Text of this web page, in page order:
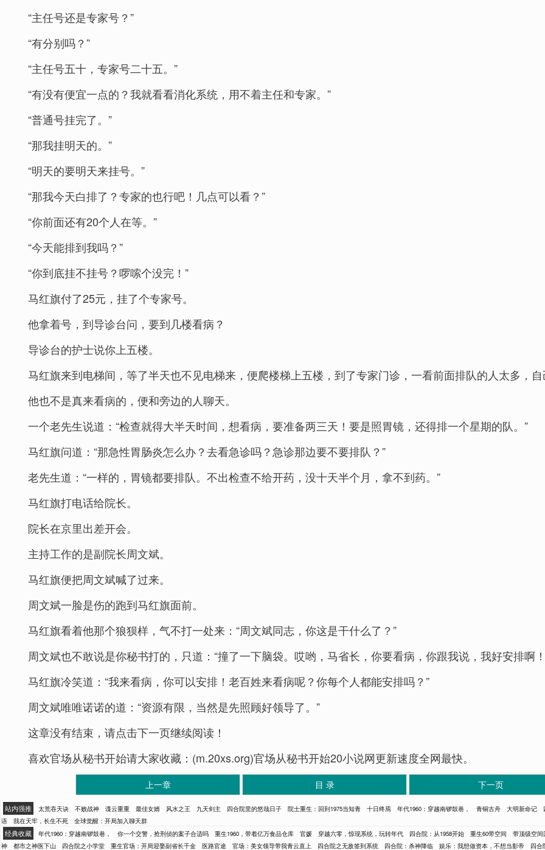
“主任号还是专家号？”
“有分别吗？”
“主任号五十，专家号二十五。”
“有没有便宜一点的？我就看看消化系统，用不着主任和专家。”
“普通号挂完了。”
“那我挂明天的。”
“明天的要明天来挂号。”
“那我今天白排了？专家的也行吧！几点可以看？”
“你前面还有20个人在等。”
“今天能排到我吗？”
“你到底挂不挂号？啰嗦个没完！”
马红旗付了25元，挂了个专家号。
他拿着号，到导诊台问，要到几楼看病？
导诊台的护士说你上五楼。
马红旗来到电梯间，等了半天也不见电梯来，便爬楼梯上五楼，到了专家门诊，一看前面排队的人太多，
他也不是真来看病的，便和旁边的人聊天。
一个老先生说道：“检查就得大半天时间，想看病，要准备两三天！要是照胃镜，还得排一个星期的队。”
马红旗问道：“那急性胃肠炎怎么办？去看急诊吗？急诊那边要不要排队？”
老先生道：“一样的，胃镜都要排队。不出检查不给开药，没十天半个月，拿不到药。”
马红旗打电话给院长。
院长在京里出差开会。
主持工作的是副院长周文斌。
马红旗便把周文斌喊了过来。
周文斌一脸是伤的跑到马红旗面前。
马红旗看着他那个狼狈样，气不打一处来：“周文斌同志，你这是干什么了？”
周文斌也不敢说是你秘书打的，只道：“撞了一下脑袋。哎哟，马省长，你要看病，你跟我说，我好安排啊
马红旗冷笑道：“我来看病，你可以安排！老百姓来看病呢？你每个人都能安排吗？”
周文斌唯唯诺诺的道：“资源有限，当然是先照顾好领导了。”
这章没有结束，请点击下一页继续阅读！
喜欢官场从秘书开始请大家收藏：(m.20xs.org)官场从秘书开始20小说网更新速度全网最快。
上一章 目 录 下一页
站内强推 太荒吞天诀 不败战神 谍云重重 最佳女婿 风水之王 九天剑主 四合院里的悠哉日子 院士重生：回到1975当知青 十日终焉 年代1960：穿越南锣鼓巷， 青铜古舟 大明新命记
语
我在天牢，长生不死 全球觉醒：开局加入聊天群
经典收藏 年代1960：穿越南锣鼓巷， 你一个交警，抢刑侦的案子合适吗 重生1960，带着亿万食品仓库 官媛 穿越六零，惊现系统，玩转年代 四合院：从1958开始 重生60带空间
带顶级空
神
都市之神医下山 四合院之小学堂 重生官场：开局迎娶副省长千金 医路官途 官场：美女领导带我青云直上 四合院之无敌签到系统 四合院：杀神降临 娱乐：我想做资本，不想当影帝 四合